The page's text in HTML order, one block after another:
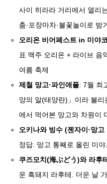
사이 히라라 거리에서 열리
춤·포장마차·불꽃놀이로 밤
오리온 비어페스트 in 미야
표 맥주 오리온 + 라이브 음
여름 축제
제철 망고·파인애플: 7월 최
양의 알(태양란)」이라 불
에서 먹어본 망고와 차원이
오키나와 빙수 (젠자이·망고
정답. 망고 통째로 올린 미
쿠즈모치(海ぶどう)와 라후
운 흑돼지 라후테. 더운 날